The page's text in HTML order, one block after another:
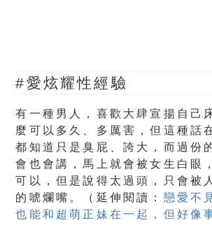
#愛炫耀性經驗
有一種男人，喜歡大肆宣揚自己
麼可以多久、多厲害，但這種話
都知道只是臭屁、誇大，而過份
會也會講，馬上就會被女生白眼
可以，但是說得太過頭，只會被
的唬爛嘴。（延伸閱讀： 戀愛不
也能和超萌正妹在一起，但好像